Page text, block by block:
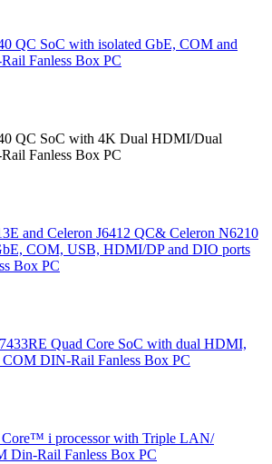
QC SoC with isolated GbE, COM and
Fanless Box PC
QC SoC with 4K Dual HDMI/Dual
Fanless Box PC
and Celeron J6412 QC& Celeron N6210
COM, USB, HDMI/DP and DIO ports
Box PC
Quad Core SoC with dual HDMI,
DIN-Rail Fanless Box PC
i processor with Triple LAN/
Din-Rail Fanless Box PC